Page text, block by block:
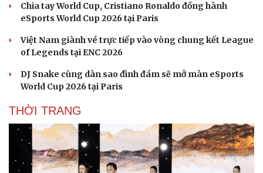
Chia tay World Cup, Cristiano Ronaldo đồng hành
eSports World Cup 2026 tại Paris
Việt Nam giành vé trực tiếp vào vòng chung kết League
of Legends tại ENC 2026
DJ Snake cùng dàn sao đình đám sẽ mở màn eSports
World Cup 2026 tại Paris
THỜI TRANG